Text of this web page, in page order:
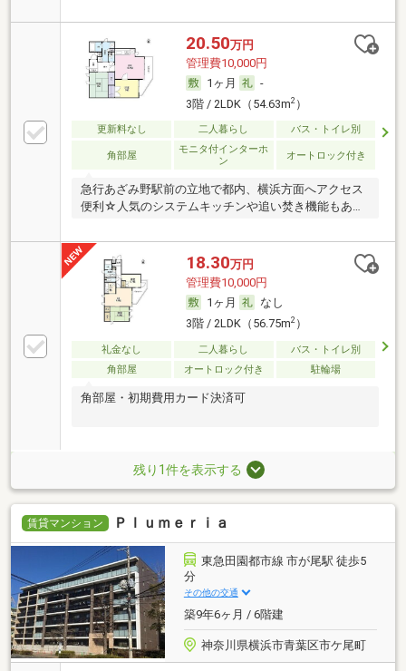
20.50万円
管理費10,000円
1ヶ月
-
3階 / 2LDK（54.63m2）
更新料なし 二人暮らし バス・トイレ別
角部屋
モニタ付インターホ
ン
オートロック付き
急行あざみ野駅前の立地で都内、横浜方面へアクセス
便利☆人気のシステムキッチンや追い焚き機能もあり
18.30万円
管理費10,000円
1ヶ月
なし
3階 / 2LDK（56.75m2）
礼金なし 二人暮らし
バス・トイレ別
角部屋
オートロック付き 駐輪場
角部屋・初期費用カード決済可
残り1件を表示する
賃貸マンション Ｐｌｕｍｅｒｉａ
東急田園都市線 市が尾駅 徒歩5
分
その他の交通
築9年6ヶ月 / 6階建
神奈川県横浜市青葉区市ケ尾町